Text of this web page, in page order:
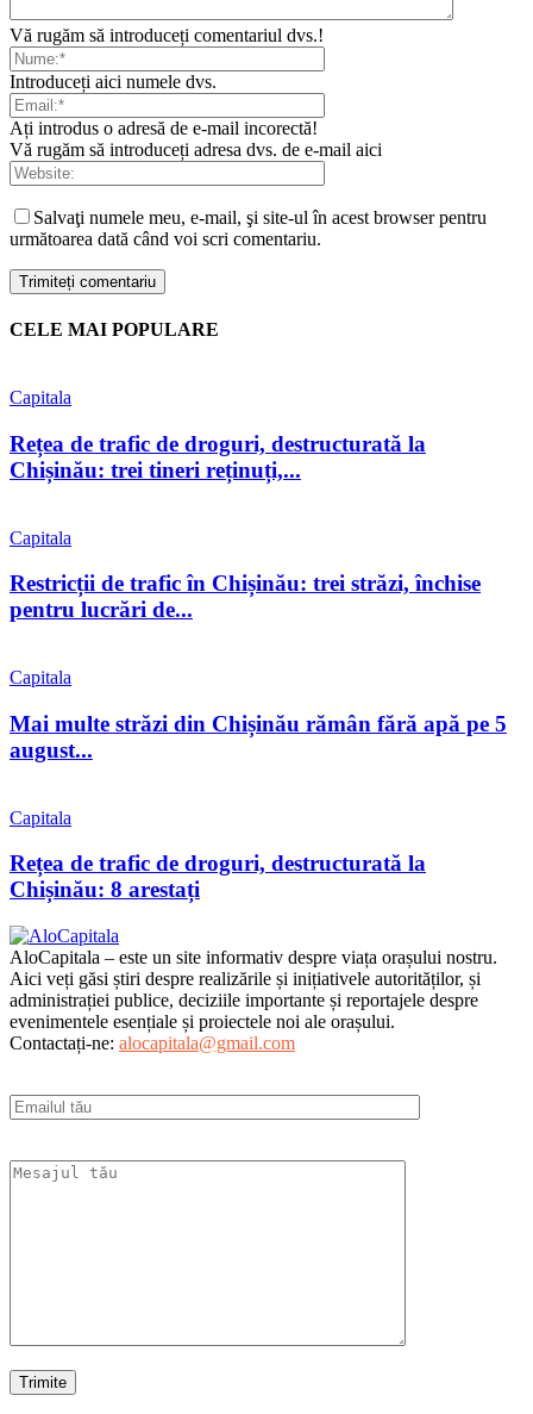
Vă rugăm să introduceți comentariul dvs.!
Introduceți aici numele dvs.
Ați introdus o adresă de e-mail incorectă!
Vă rugăm să introduceți adresa dvs. de e-mail aici
Salvaţi numele meu, e-mail, şi site-ul în acest browser pentru
următoarea dată când voi scri comentariu.
CELE MAI POPULARE
Capitala
Rețea de trafic de droguri, destructurată la
Chișinău: trei tineri reținuți,...
Capitala
Restricții de trafic în Chișinău: trei străzi, închise
pentru lucrări de...
Capitala
Mai multe străzi din Chișinău rămân fără apă pe 5
august...
Capitala
Rețea de trafic de droguri, destructurată la
Chișinău: 8 arestați
AloCapitala – este un site informativ despre viața orașului nostru.
Aici veți găsi știri despre realizările și inițiativele autorităților, și
administrației publice, deciziile importante și reportajele despre
evenimentele esențiale și proiectele noi ale orașului.
Contactați-ne: alocapitala@gmail.com